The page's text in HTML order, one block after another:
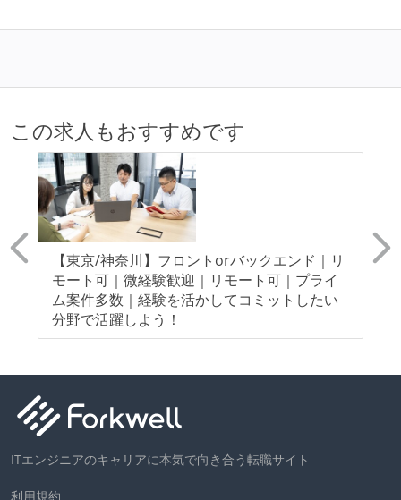
この求人もおすすめです
【東京/神奈川】フロントorバックエンド｜リ
モート可｜微経験歓迎｜リモート可｜プライ
ム案件多数｜経験を活かしてコミットしたい
分野で活躍しよう！
ITエンジニアのキャリアに本気で向き合う転職サイト
利用規約